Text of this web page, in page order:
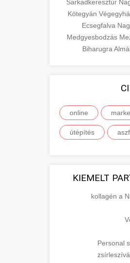
Sarkadkeresztúr
Kötegyán
Ecsegfalva
Medgyesbodzás
Biharugra
online
útépítés
KIEMELT
kollagén a
Personal